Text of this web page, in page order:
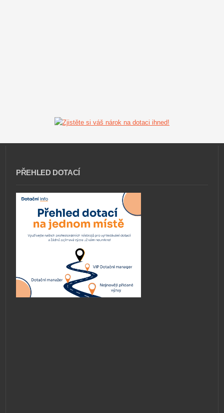
PŘEHLED DOTACÍ